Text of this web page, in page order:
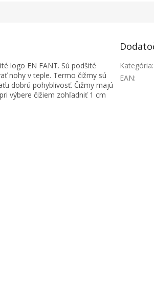
logo EN FANT. Sú podšité
nohy v teple. Termo čižmy sú
dobrú pohyblivosť. Čižmy majú
výbere čižiem zohľadniť 1 cm
Kategória:
EAN: